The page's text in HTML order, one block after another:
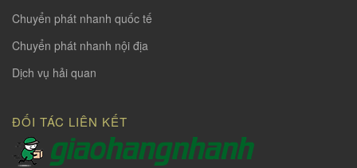
Chuyển phát nhanh quốc tế
Chuyển phát nhanh nội địa
Dịch vụ hải quan
ĐỐI TÁC LIÊN KẾT